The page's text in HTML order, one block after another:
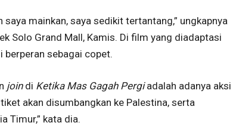
mainkan, saya sedikit tertantang,” ungkapnya
Solo Grand Mall, Kamis. Di film yang diadaptasi
berperan sebagai copet.
join di Ketika Mas Gagah Pergiadalah adanya aksi
akan disumbangkan ke Palestina, serta
Timur,” kata dia.